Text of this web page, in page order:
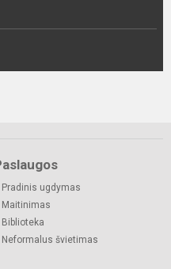
Pradinis ugdymas
Maitinimas
Biblioteka
Neformalus švietimas